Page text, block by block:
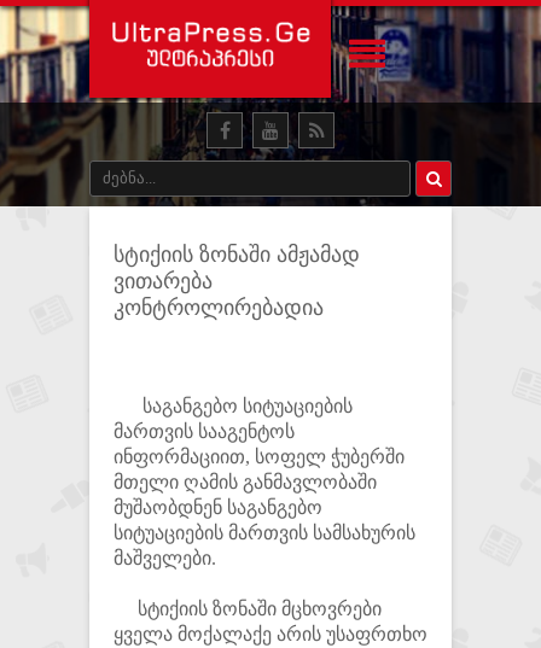
სტიქიის ზონაში ამჟამად
ვითარება
კონტროლირებადია
საგანგებო სიტუაციების
მართვის სააგენტოს
ინფორმაციით, სოფელ ჭუბერში
მთელი ღამის განმავლობაში
მუშაობდნენ საგანგებო
სიტუაციების მართვის სამსახურის
მაშველები.
სტიქიის ზონაში მცხოვრები
ყველა მოქალაქე არის უსაფრთხო